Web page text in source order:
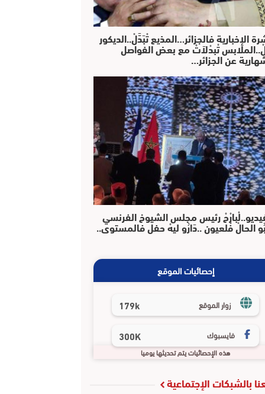
الإخبارية فالجزائر…المذيع تْبَدَّلْ..الديكور
تْبدْلاَتْ مع بعض الفواصل
عن الجزائر…
رئيس مجلس الشيوخ الفرنسي
الحالْ فْلعيون ..دَارُو ليهْ حفل فالمستوى..
إحصائيات الموقع
زوار الموقع 179k
فايسبوك 300K
هذه الإحصائيات يتم تحديثها يوميا
بالشبكات الإجتماعية